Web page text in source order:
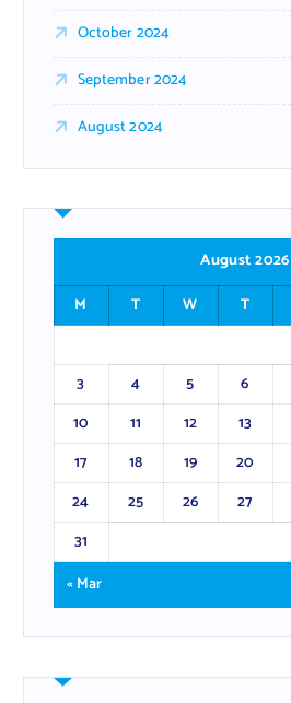
October 2024
September 2024
August 2024
August 2026
M
T W T
3
4 5 6
10
11 12 13
17
18 19 20
24
25 26 27
31
« Mar